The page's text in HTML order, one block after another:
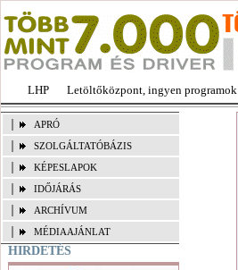
LHP Letöltőközpont, ingyen programok
APRÓ
SZOLGÁLTATÓBÁZIS
KÉPESLAPOK
IDŐJÁRÁS
ARCHÍVUM
MÉDIAAJÁNLAT
HIRDETÉS